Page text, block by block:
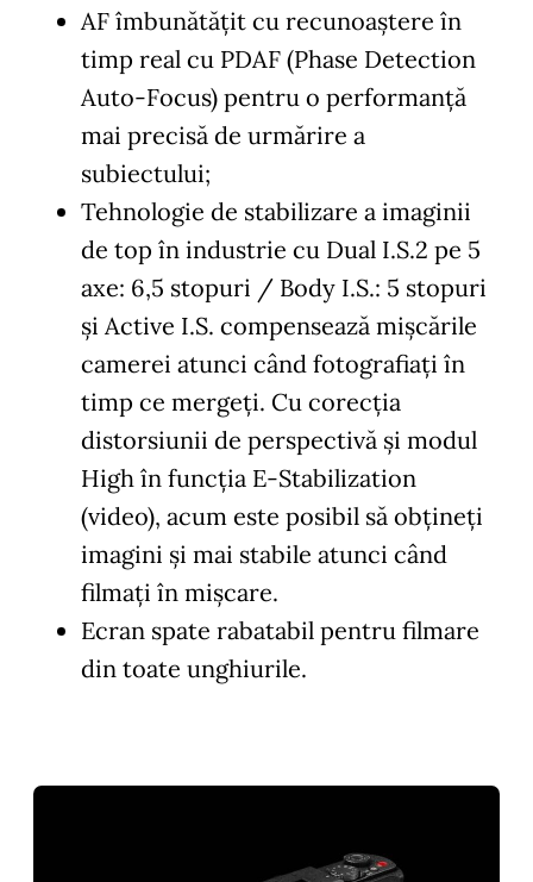
AF îmbunătățit cu recunoaștere în
timp real cu PDAF (Phase Detection
Auto-Focus) pentru o performanță
mai precisă de urmărire a
subiectului;
Tehnologie de stabilizare a imaginii
de top în industrie cu Dual I.S.2 pe 5
axe: 6,5 stopuri / Body I.S.: 5 stopuri
și Active I.S. compensează mișcările
camerei atunci când fotografiați în
timp ce mergeți. Cu corecția
distorsiunii de perspectivă și modul
High în funcția E-Stabilization
(video), acum este posibil să obțineți
imagini și mai stabile atunci când
filmați în mișcare.
Ecran spate rabatabil pentru filmare
din toate unghiurile.